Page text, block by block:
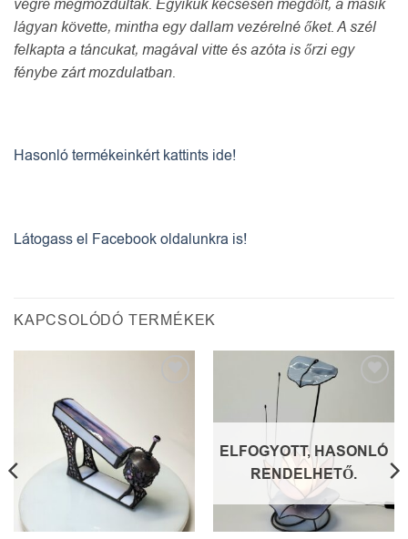
végre megmozdultak. Egyikük kecsesen megdőlt, a másik
lágyan követte, mintha egy dallam vezérelné őket. A szél
felkapta a táncukat, magával vitte és azóta is őrzi egy
fénybe zárt mozdulatban.
Hasonló termékeinkért kattints ide!
Látogass el Facebook oldalunkra is!
KAPCSOLÓDÓ TERMÉKEK
Kedvencekhez
ELFOGYOTT, HASONLÓ
RENDELHETŐ.